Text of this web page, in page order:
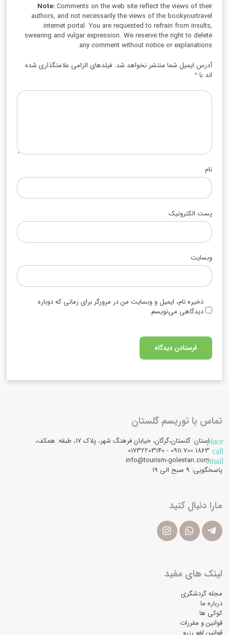
Note:Comments on the web site reflect the views of their
authors, and not necessarily the views of the bookyourtravel
internet portal. You are requested to refrain from insults,
swearing and vulgar expression. We reserve the right to delete
any comment without notice or explanations.
آدرس ایمیل شما منتشر نخواهد شد. فیلدهای الزامی علامتگذاری شده
اند با*
نام
پست الکترونیک
وبسایت
ذخیره نام، ایمیل و وبسایت من در مرورگر برای زمانی که دوباره
دیدگاهی می‌نویسم.
تماس با توریسم گلستان
placeاستان: گلستان،گرگان، خیابان فرهنگ شهر، پلاک 17، طبقه: همکف،
call
email
info@tourism-golestan.com
پاسخگویی: ۹ صبح الی 19
مارا دنبال کنید
لینک های مفید
مجله گردشگری
درباره ما
کوکی ها
قوانین و مقررات
قوانین لغو رزرو